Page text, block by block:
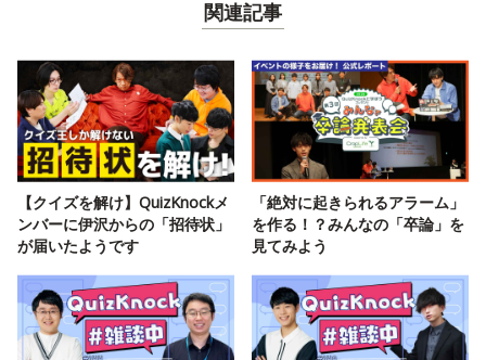
関連記事
【クイズを解け】QuizKnockメ
ンバーに伊沢からの「招待状」
が届いたようです
「絶対に起きられるアラーム」
を作る！？みんなの「卒論」を
見てみよう